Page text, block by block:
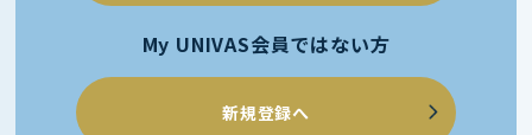
My UNIVAS会員ではない方
新規登録へ